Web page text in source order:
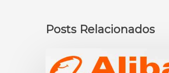
Posts Relacionados